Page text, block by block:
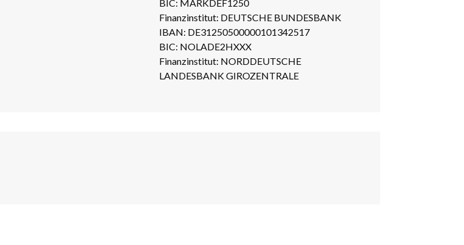
BIC: MARKDEF1250
Finanzinstitut: DEUTSCHE BUNDESBANK
IBAN: DE31250500000101342517
BIC: NOLADE2HXXX
Finanzinstitut: NORDDEUTSCHE
LANDESBANK GIROZENTRALE